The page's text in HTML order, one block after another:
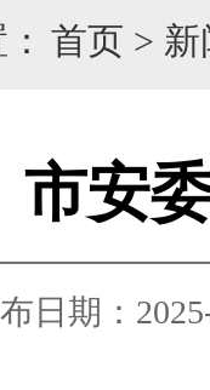
首页 > 新
市安
日期：